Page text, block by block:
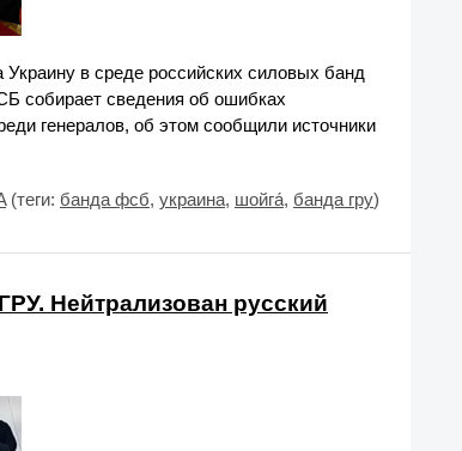
в среде российских силовых банд
собирает сведения об ошибках
генералов, об этом сообщили источники
(теги: банда фсб, украина, шойга́, банда гру)
Нейтрализован русский